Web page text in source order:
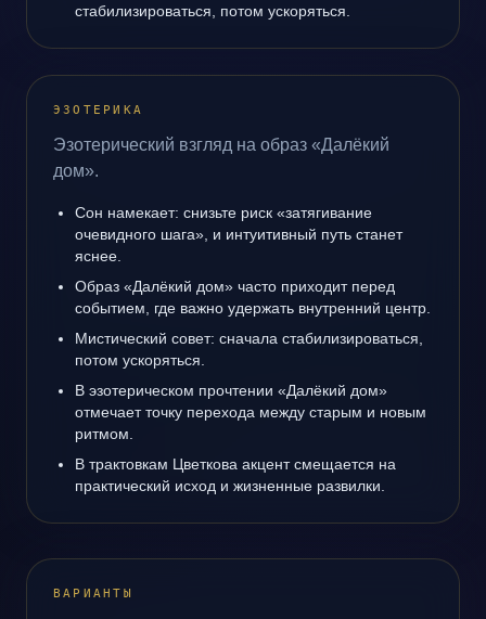
стабилизироваться, потом ускоряться.
ЭЗОТЕРИКА
Эзотерический взгляд на образ «Далёкий
дом».
Сон намекает: снизьте риск «затягивание
очевидного шага», и интуитивный путь станет
яснее.
Образ «Далёкий дом» часто приходит перед
событием, где важно удержать внутренний центр.
Мистический совет: сначала стабилизироваться,
потом ускоряться.
В эзотерическом прочтении «Далёкий дом»
отмечает точку перехода между старым и новым
ритмом.
В трактовкам Цветкова акцент смещается на
практический исход и жизненные развилки.
ВАРИАНТЫ